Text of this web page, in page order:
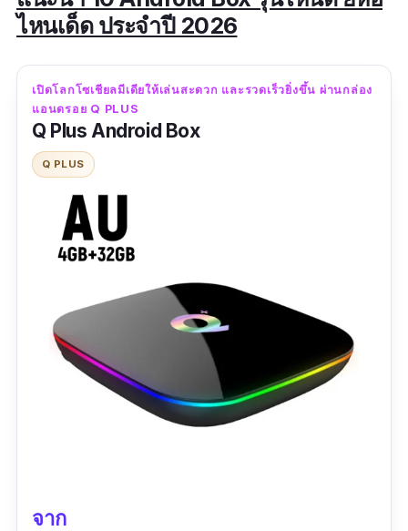
ไหนเด็ด ประจำปี 2026
เปิดโลกโซเชียลมีเดียให้เล่นสะดวก และรวดเร็วยิ่งขึ้น ผ่านกล่อง
แอนดรอย Q PLUS
Q Plus Android Box
Q PLUS
จาก